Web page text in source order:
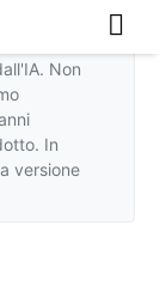
lingue
Non
In
versione